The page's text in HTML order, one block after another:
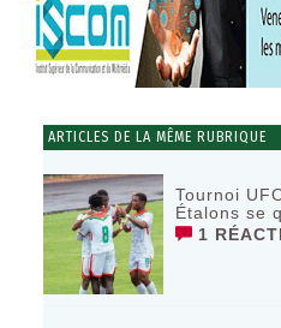
ARTICLES DE LA MÊME RUBRIQUE
Tournoi
Étalons se
1